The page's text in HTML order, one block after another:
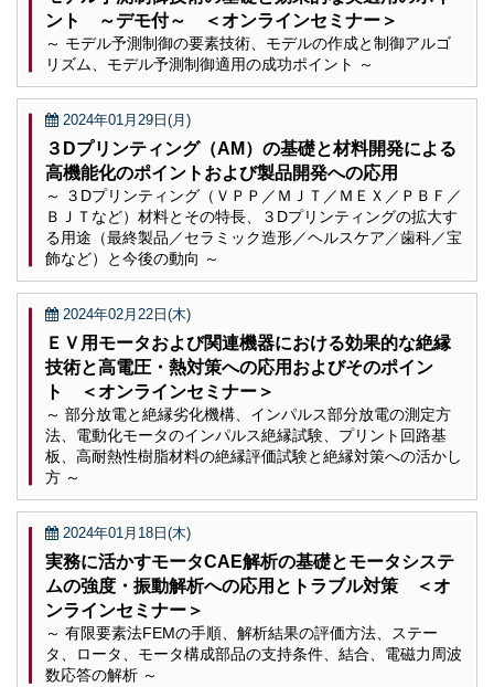
ント ～デモ付～ ＜オンラインセミナー＞
～ モデル予測制御の要素技術、モデルの作成と制御アルゴ
リズム、モデル予測制御適用の成功ポイント ～
2024年01月29日(月)
３Dプリンティング（AM）の基礎と材料開発による
高機能化のポイントおよび製品開発への応用
～ ３Dプリンティング（ＶＰＰ／ＭＪＴ／ＭＥＸ／ＰＢＦ／
ＢＪＴなど）材料とその特長、３Dプリンティングの拡大す
る用途（最終製品／セラミック造形／ヘルスケア／歯科／宝
飾など）と今後の動向 ～
2024年02月22日(木)
ＥＶ用モータおよび関連機器における効果的な絶縁
技術と高電圧・熱対策への応用およびそのポイン
ト ＜オンラインセミナー＞
～ 部分放電と絶縁劣化機構、インパルス部分放電の測定方
法、電動化モータのインパルス絶縁試験、プリント回路基
板、高耐熱性樹脂材料の絶縁評価試験と絶縁対策への活かし
方 ～
2024年01月18日(木)
実務に活かすモータCAE解析の基礎とモータシステ
ムの強度・振動解析への応用とトラブル対策 ＜オ
ンラインセミナー＞
～ 有限要素法FEMの手順、解析結果の評価方法、ステー
タ、ロータ、モータ構成部品の支持条件、結合、電磁力周波
数応答の解析 ～